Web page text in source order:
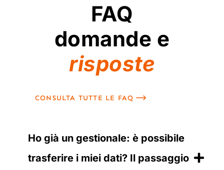
FAQ
domande e
risposte
CONSULTA TUTTE LE FAQ
Ho già un gestionale: è possibile
trasferire i miei dati? Il passaggio